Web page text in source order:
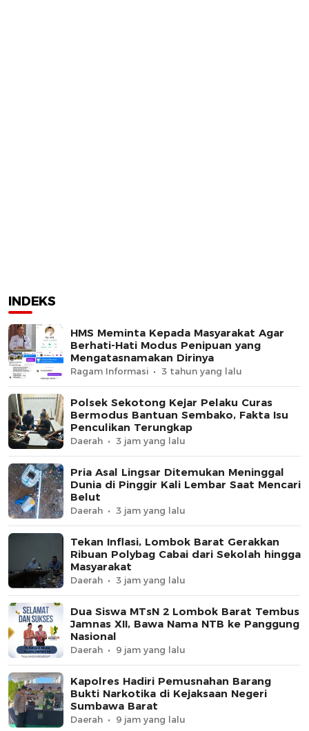
INDEKS
HMS Meminta Kepada Masyarakat Agar
Berhati-Hati Modus Penipuan yang
Mengatasnamakan Dirinya
Ragam Informasi 3 tahun yang lalu
Polsek Sekotong Kejar Pelaku Curas
Bermodus Bantuan Sembako, Fakta Isu
Penculikan Terungkap
Daerah 3 jam yang lalu
Pria Asal Lingsar Ditemukan Meninggal
Dunia di Pinggir Kali Lembar Saat Mencari
Belut
Daerah 3 jam yang lalu
Tekan Inflasi, Lombok Barat Gerakkan
Ribuan Polybag Cabai dari Sekolah hingga
Masyarakat
Daerah 3 jam yang lalu
Dua Siswa MTsN 2 Lombok Barat Tembus
Jamnas XII, Bawa Nama NTB ke Panggung
Nasional
Daerah 9 jam yang lalu
Kapolres Hadiri Pemusnahan Barang
Bukti Narkotika di Kejaksaan Negeri
Sumbawa Barat
Daerah 9 jam yang lalu